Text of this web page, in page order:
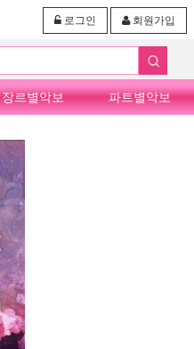
회원가입
로그인
장르별악보 파트별악보